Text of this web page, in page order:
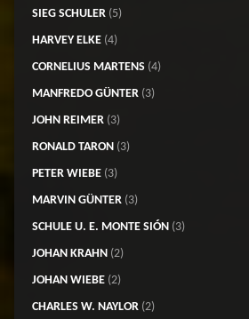
SIEG SCHULER(5)
HARVEY ELKE(4)
CORNELIUS MARTENS(4)
MANFREDO GÜNTER(3)
JOHN REIMER(3)
RONALD TARON(3)
PETER WIEBE(3)
MARVIN GÜNTER(3)
SCHULE U. E. MONTE SIÓN(3)
JOHAN KRAHN(2)
JOHAN WIEBE(2)
CHARLES W. NAYLOR(2)